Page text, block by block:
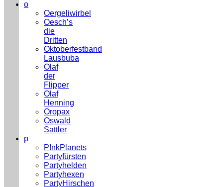
o
Oergeliwirbel
Oesch’s
die
Dritten
Oktoberfestband
Lausbuba
Olaf
der
Flipper
Olaf
Henning
Oropax
Oswald
Sattler
p
P!nkPlanets
Partyfürsten
Partyhelden
Partyhexen
PartyHirschen